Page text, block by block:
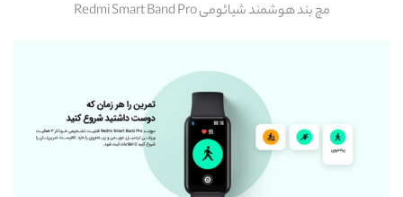
مچ بند هوشمند شیائومی Redmi Smart Band Pro